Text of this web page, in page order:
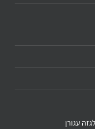
עגורן